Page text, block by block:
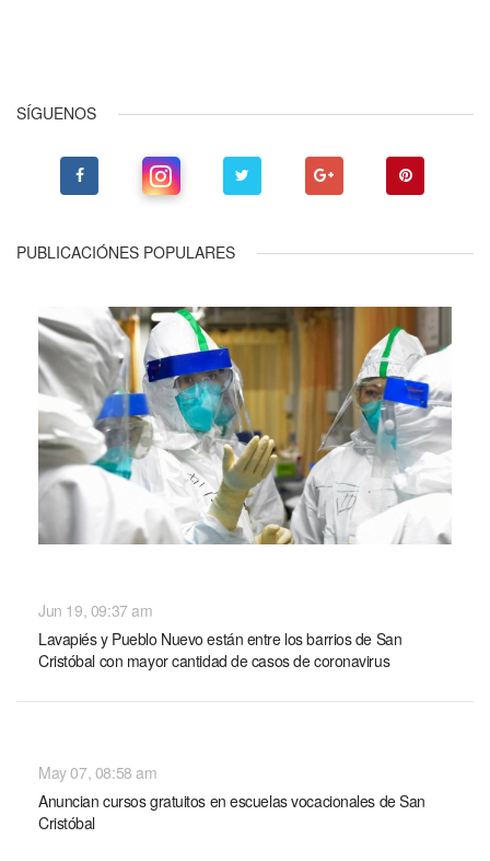
SÍGUENOS
PUBLICACIÓNES POPULARES
Jun 19, 09:37 am
Lavapiés y Pueblo Nuevo están entre los barrios de San
Cristóbal con mayor cantidad de casos de coronavirus
May 07, 08:58 am
Anuncian cursos gratuitos en escuelas vocacionales de San
Cristóbal